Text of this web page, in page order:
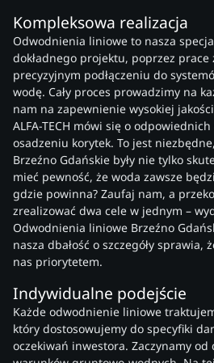
Kompleksowa realizacja
Odwodnienia liniowe to nasza
dokładnego projektu, poprzez prace
precyzyjnym podłączeniu do
wodę. Cały proces prowadzimy na
nam na zapewnienie wysokiej
ALFA-TECH mówi się o
osadzeniu korytek. To jest
Brzeźno Gdańskie były nie tylko
mieć pewność, że woda zawsze
gdzie powinna? Zaufaj nam, a
zrealizować dwa cele w jednym –
Odwodnienia liniowe Brzeźno
nasza dbałość o szczegóły sprawia,
nas priorytetem.
Indywidualne podejście
Każde odwodnienie liniowe
który dostosowujemy do specyfiki
oczekiwań inwestora. Zaczynamy od